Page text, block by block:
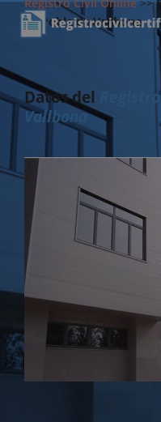
de Pobla de Vallbona
Datos del
Vallbona